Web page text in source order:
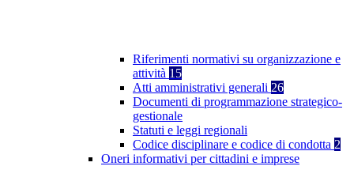
Riferimenti normativi su organizzazione e
attività 15
Atti amministrativi generali 26
Documenti di programmazione strategico-
gestionale
Statuti e leggi regionali
Codice disciplinare e codice di condotta 2
Oneri informativi per cittadini e imprese